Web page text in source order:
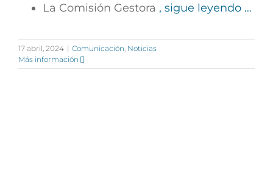
La Comisión Gestora , sigue leyendo …
17 abril, 2024 | Comunicación, Noticias
Más información